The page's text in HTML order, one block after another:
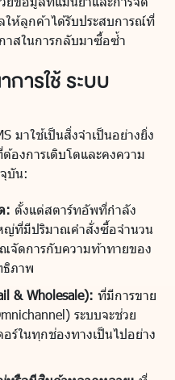
ให้ลูกค้าได้รับประสบการณ์ที่
าสในการกลับมาซื้อซ้ำ
ารใช้ ระบบ
มาใช้เป็นสิ่งจำเป็นอย่างยิ่ง
องการเติบโตและคงความ
บัน:
: ตั้งแต่สตาร์ทอัพที่กำลัง
ญ่ที่มีปริมาณคำสั่งซื้อจำนวน
จัดการกับความท้าทายของ
ธิภาพ
& Wholesale): ที่มีการขาย
ระบบจะช่วย
ร์ในทุกช่องทางเป็นไปอย่าง